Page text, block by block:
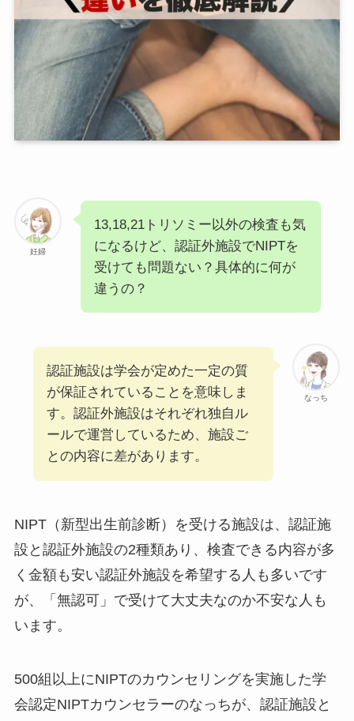
妊婦
13,18,21トリソミー以外の検査も気
になるけど、認証外施設でNIPTを
受けても問題ない？具体的に何が
違うの？
なっち
認証施設は学会が定めた一定の質
が保証されていることを意味しま
す。認証外施設はそれぞれ独自ル
ールで運営しているため、施設ご
との内容に差があります。
NIPT（新型出生前診断）を受ける施設は、認証施
設と認証外施設の2種類あり、検査できる内容が多
く金額も安い認証外施設を希望する人も多いです
が、「無認可」で受けて大丈夫なのか不安な人も
います。
500組以上にNIPTのカウンセリングを実施した学
会認定NIPTカウンセラーのなっちが、認証施設と